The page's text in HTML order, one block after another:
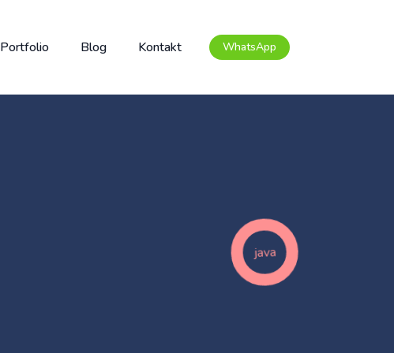
Portfolio Blog Kontakt WhatsApp
java